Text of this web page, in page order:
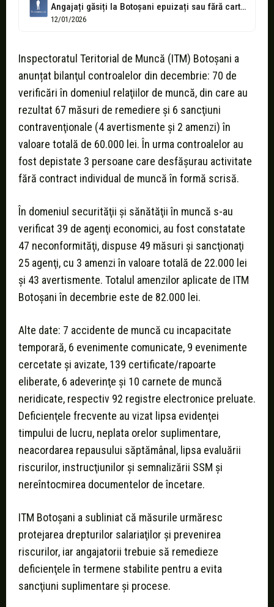
Angajați găsiți la Botoșani epuizați sau fără carte de muncă, șefii lor...
12/01/2026
Inspectoratul Teritorial de Muncă (ITM) Botoșani a
anunțat bilanţul controalelor din decembrie: 70 de
verificări în domeniul relaţiilor de muncă, din care au
rezultat 67 măsuri de remediere şi 6 sancţiuni
contravenţionale (4 avertismente şi 2 amenzi) în
valoare totală de 60.000 lei. În urma controalelor au
fost depistate 3 persoane care desfăşurau activitate
fără contract individual de muncă în formă scrisă.
În domeniul securităţii şi sănătăţii în muncă s-au
verificat 39 de agenţi economici, au fost constatate
47 neconformităţi, dispuse 49 măsuri şi sancţionaţi
25 agenţi, cu 3 amenzi în valoare totală de 22.000 lei
şi 43 avertismente. Totalul amenzilor aplicate de ITM
Botoşani în decembrie este de 82.000 lei.
Alte date: 7 accidente de muncă cu incapacitate
temporară, 6 evenimente comunicate, 9 evenimente
cercetate şi avizate, 139 certificate/rapoarte
eliberate, 6 adeverinţe şi 10 carnete de muncă
neridicate, respectiv 92 registre electronice preluate.
Deficienţele frecvente au vizat lipsa evidenţei
timpului de lucru, neplata orelor suplimentare,
neacordarea repausului săptămânal, lipsa evaluării
riscurilor, instrucţiunilor şi semnalizării SSM şi
nereîntocmirea documentelor de încetare.
ITM Botoșani a subliniat că măsurile urmăresc
protejarea drepturilor salariaţilor şi prevenirea
riscurilor, iar angajatorii trebuie să remedieze
deficienţele în termene stabilite pentru a evita
sancţiuni suplimentare şi procese.